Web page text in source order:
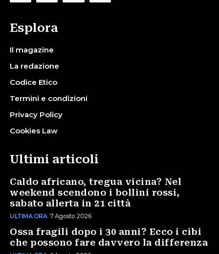
Esplora
Il magazine
La redazione
Codice Etico
Termini e condizioni
Privacy Policy
Cookies Law
Ultimi articoli
Caldo africano, tregua vicina? Nel
weekend scendono i bollini rossi,
sabato allerta in 21 città
ULTIMA ORA 7 Agosto 2026
Ossa fragili dopo i 30 anni? Ecco i cibi
che possono fare davvero la differenza